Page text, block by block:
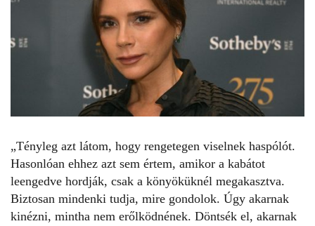
„Tényleg azt látom, hogy rengetegen viselnek haspólót.
Hasonlóan ehhez azt sem értem, amikor a kabátot
leengedve hordják, csak a könyöküknél megakasztva.
Biztosan mindenki tudja, mire gondolok. Úgy akarnak
kinézni, mintha nem erőlködnének. Döntsék el, akarnak